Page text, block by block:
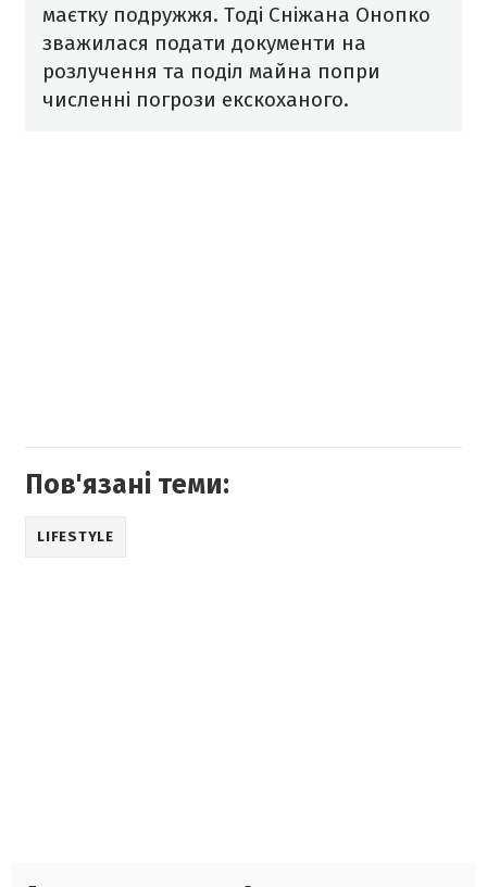
маєтку подружжя. Тоді Сніжана Онопко
зважилася подати документи на
розлучення та поділ майна попри
численні погрози екскоханого.
Пов'язані теми:
LIFESTYLE